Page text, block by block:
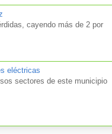
cayendo más de 2 por
eléctricas
sectores de este municipio